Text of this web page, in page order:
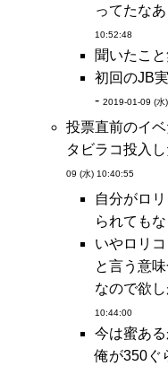
ってたな
10:52:48
聞いたこ
初回のJB
- 2019-01-09 (水
投票直前のイ
タビラコ投入
09 (水) 10:40:55
自分がロ
られても
いやロリ
と言う意
なので欲
10:44:00
今は蜜あ
俺が350ぐ